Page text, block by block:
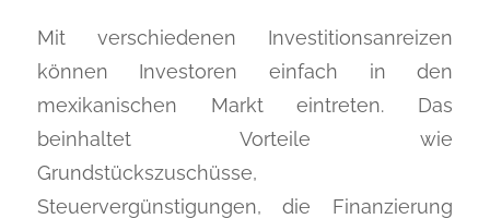
Mit verschiedenen Investitionsanreizen
können Investoren einfach in den
mexikanischen Markt eintreten. Das
beinhaltet Vorteile wie
Grundstückszuschüsse,
Steuervergünstigungen, die Finanzierung